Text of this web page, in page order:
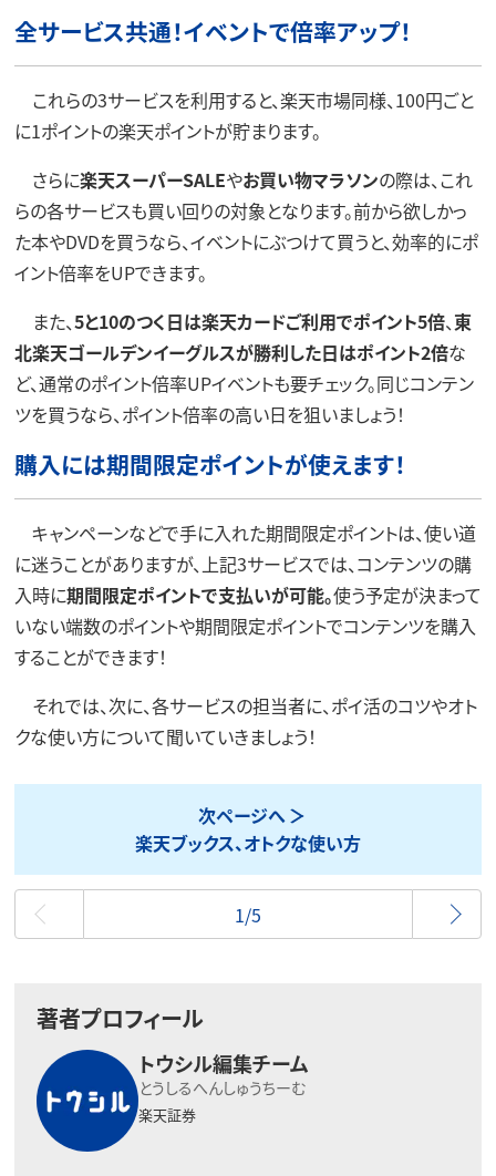
全サービス共通！イベントで倍率アップ！
これらの3サービスを利用すると、楽天市場同様、100円ごと
に1ポイントの楽天ポイントが貯まります。
さらに楽天スーパーSALEやお買い物マラソンの際は、これ
らの各サービスも買い回りの対象となります。前から欲しかっ
た本やDVDを買うなら、イベントにぶつけて買うと、効率的にポ
イント倍率をUPできます。
また、5と10のつく日は楽天カードご利用でポイント5倍、 東
北楽天ゴールデンイーグルスが勝利した日はポイント2倍な
ど、通常のポイント倍率UPイベントも要チェック。同じコンテン
ツを買うなら、ポイント倍率の高い日を狙いましょう！
購入には期間限定ポイントが使えます！
キャンペーンなどで手に入れた期間限定ポイントは、使い道
に迷うことがありますが、上記3サービスでは、コンテンツの購
入時に期間限定ポイントで支払いが可能。使う予定が決まって
いない端数のポイントや期間限定ポイントでコンテンツを購入
することができます！
それでは、次に、各サービスの担当者に、ポイ活のコツやオト
クな使い方について聞いていきましょう！
次ページへ
楽天ブックス、オトクな使い方
最初
1/5
著者プロフィール
トウシル編集チーム
とうしるへんしゅうちーむ
楽天証券